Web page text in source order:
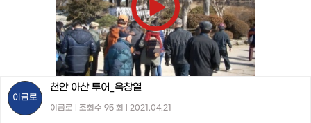
이금로
천안 아산 투어_옥창열
이금로 | 조회수 95 회 | 2021.04.21